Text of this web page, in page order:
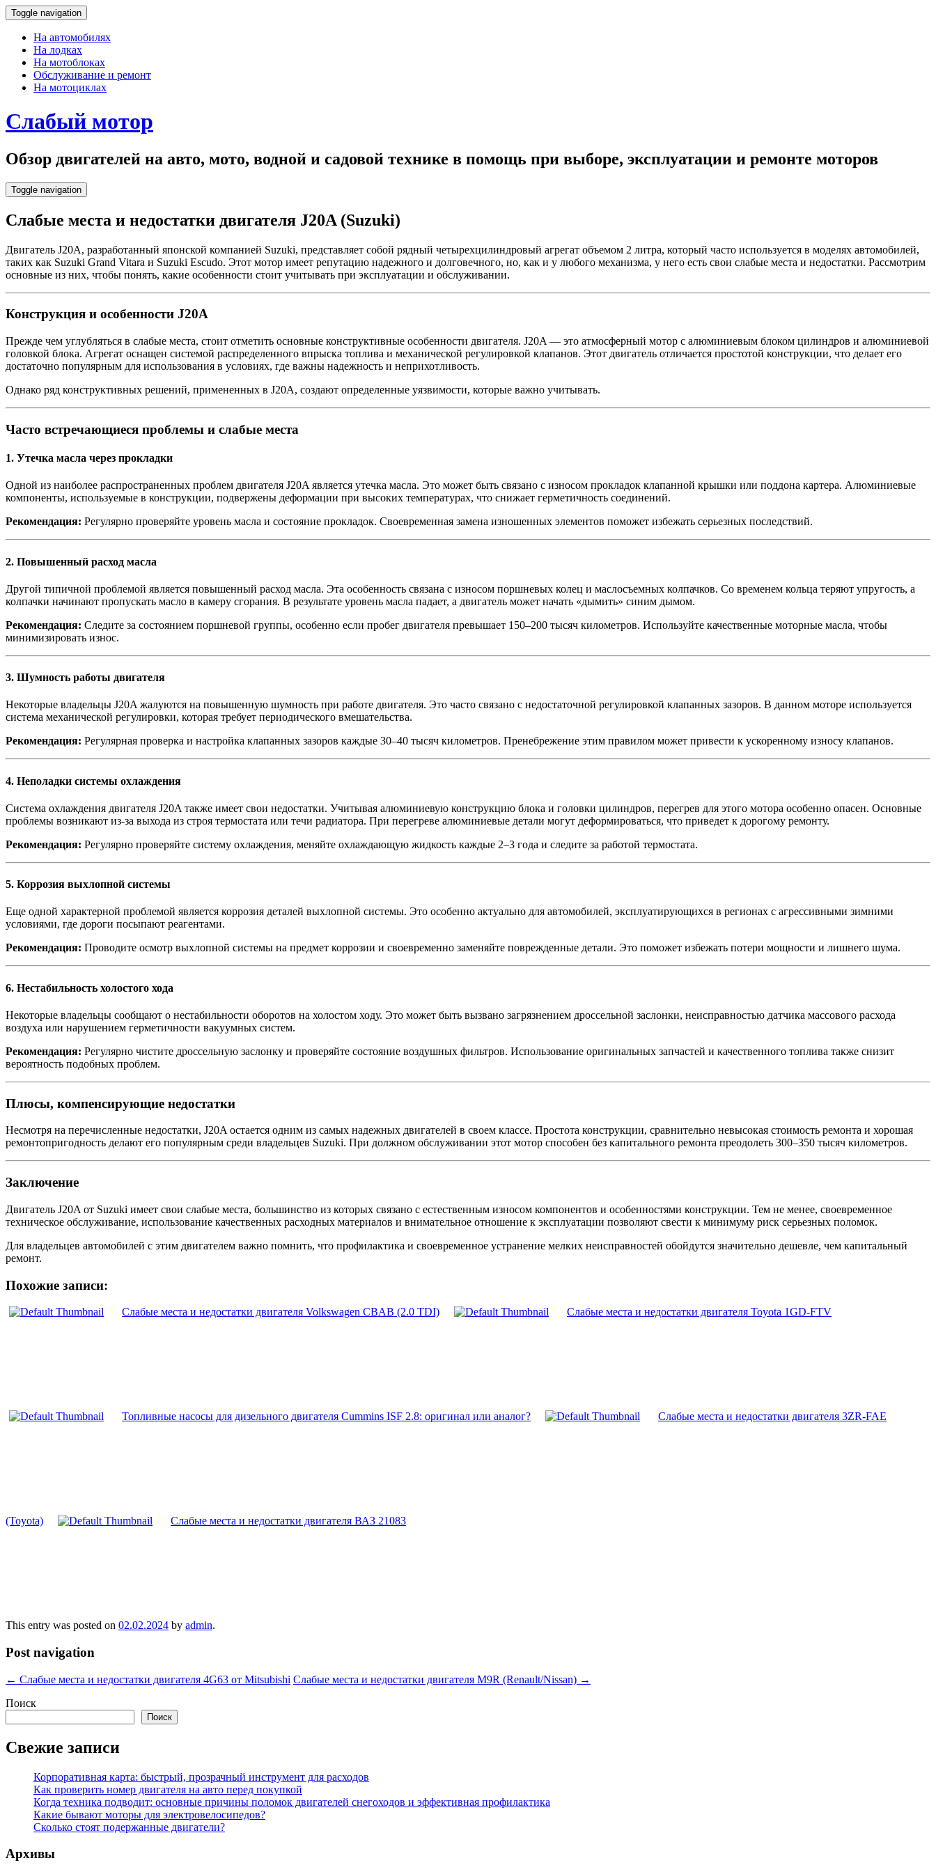
Toggle navigation
На автомобилях
На лодках
На мотоблоках
Обслуживание и ремонт
На мотоциклах
Слабый мотор
Обзор двигателей на авто, мото, водной и садовой технике в помощь при выборе, эксплуатации и ремонте моторов
Toggle navigation
Слабые места и недостатки двигателя J20A (Suzuki)
Двигатель J20A, разработанный японской компанией Suzuki, представляет собой рядный четырехцилиндровый агрегат объемом 2 литра, который часто используется в моделях автомобилей,
таких как Suzuki Grand Vitara и Suzuki Escudo. Этот мотор имеет репутацию надежного и долговечного, но, как и у любого механизма, у него есть свои слабые места и недостатки. Рассмотрим
основные из них, чтобы понять, какие особенности стоит учитывать при эксплуатации и обслуживании.
Конструкция и особенности J20A
Прежде чем углубляться в слабые места, стоит отметить основные конструктивные особенности двигателя. J20A — это атмосферный мотор с алюминиевым блоком цилиндров и алюминиевой
головкой блока. Агрегат оснащен системой распределенного впрыска топлива и механической регулировкой клапанов. Этот двигатель отличается простотой конструкции, что делает его
достаточно популярным для использования в условиях, где важны надежность и неприхотливость.
Однако ряд конструктивных решений, примененных в J20A, создают определенные уязвимости, которые важно учитывать.
Часто встречающиеся проблемы и слабые места
1. Утечка масла через прокладки
Одной из наиболее распространенных проблем двигателя J20A является утечка масла. Это может быть связано с износом прокладок клапанной крышки или поддона картера. Алюминиевые
компоненты, используемые в конструкции, подвержены деформации при высоких температурах, что снижает герметичность соединений.
Рекомендация: Регулярно проверяйте уровень масла и состояние прокладок. Своевременная замена изношенных элементов поможет избежать серьезных последствий.
2. Повышенный расход масла
Другой типичной проблемой является повышенный расход масла. Эта особенность связана с износом поршневых колец и маслосъемных колпачков. Со временем кольца теряют упругость, а
колпачки начинают пропускать масло в камеру сгорания. В результате уровень масла падает, а двигатель может начать «дымить» синим дымом.
Рекомендация: Следите за состоянием поршневой группы, особенно если пробег двигателя превышает 150–200 тысяч километров. Используйте качественные моторные масла, чтобы
минимизировать износ.
3. Шумность работы двигателя
Некоторые владельцы J20A жалуются на повышенную шумность при работе двигателя. Это часто связано с недостаточной регулировкой клапанных зазоров. В данном моторе используется
система механической регулировки, которая требует периодического вмешательства.
Рекомендация: Регулярная проверка и настройка клапанных зазоров каждые 30–40 тысяч километров. Пренебрежение этим правилом может привести к ускоренному износу клапанов.
4. Неполадки системы охлаждения
Система охлаждения двигателя J20A также имеет свои недостатки. Учитывая алюминиевую конструкцию блока и головки цилиндров, перегрев для этого мотора особенно опасен. Основные
проблемы возникают из-за выхода из строя термостата или течи радиатора. При перегреве алюминиевые детали могут деформироваться, что приведет к дорогому ремонту.
Рекомендация: Регулярно проверяйте систему охлаждения, меняйте охлаждающую жидкость каждые 2–3 года и следите за работой термостата.
5. Коррозия выхлопной системы
Еще одной характерной проблемой является коррозия деталей выхлопной системы. Это особенно актуально для автомобилей, эксплуатирующихся в регионах с агрессивными зимними
условиями, где дороги посыпают реагентами.
Рекомендация: Проводите осмотр выхлопной системы на предмет коррозии и своевременно заменяйте поврежденные детали. Это поможет избежать потери мощности и лишнего шума.
6. Нестабильность холостого хода
Некоторые владельцы сообщают о нестабильности оборотов на холостом ходу. Это может быть вызвано загрязнением дроссельной заслонки, неисправностью датчика массового расхода
воздуха или нарушением герметичности вакуумных систем.
Рекомендация: Регулярно чистите дроссельную заслонку и проверяйте состояние воздушных фильтров. Использование оригинальных запчастей и качественного топлива также снизит
вероятность подобных проблем.
Плюсы, компенсирующие недостатки
Несмотря на перечисленные недостатки, J20A остается одним из самых надежных двигателей в своем классе. Простота конструкции, сравнительно невысокая стоимость ремонта и хорошая
ремонтопригодность делают его популярным среди владельцев Suzuki. При должном обслуживании этот мотор способен без капитального ремонта преодолеть 300–350 тысяч километров.
Заключение
Двигатель J20A от Suzuki имеет свои слабые места, большинство из которых связано с естественным износом компонентов и особенностями конструкции. Тем не менее, своевременное
техническое обслуживание, использование качественных расходных материалов и внимательное отношение к эксплуатации позволяют свести к минимуму риск серьезных поломок.
Для владельцев автомобилей с этим двигателем важно помнить, что профилактика и своевременное устранение мелких неисправностей обойдутся значительно дешевле, чем капитальный
ремонт.
Похожие записи:
Слабые места и недостатки двигателя Volkswagen CBAB (2.0 TDI) Слабые места и недостатки двигателя Toyota 1GD-FTV
Топливные насосы для дизельного двигателя Cummins ISF 2.8: оригинал или аналог? Слабые места и недостатки двигателя 3ZR-FAE
(Toyota) Слабые места и недостатки двигателя ВАЗ 21083
This entry was posted on 02.02.2024 by admin.
Post navigation
← Слабые места и недостатки двигателя 4G63 от Mitsubishi Слабые места и недостатки двигателя M9R (Renault/Nissan) →
Поиск
Поиск
Свежие записи
Корпоративная карта: быстрый, прозрачный инструмент для расходов
Как проверить номер двигателя на авто перед покупкой
Когда техника подводит: основные причины поломок двигателей снегоходов и эффективная профилактика
Какие бывают моторы для электровелосипедов?
Сколько стоят подержанные двигатели?
Архивы